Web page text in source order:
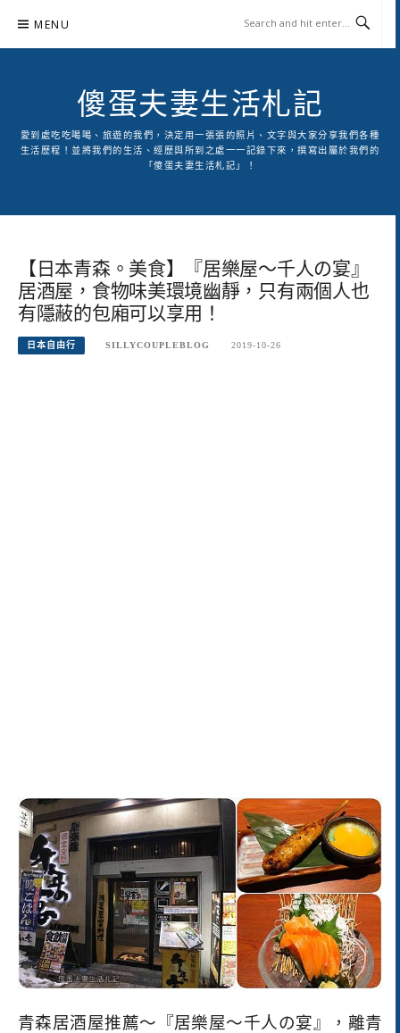
content
MENU
傻蛋夫妻生活札記
愛到處吃吃喝喝、旅遊的我們，決定用一張張的照片、文字與大家分享我們各種
生活歷程！並將我們的生活、經歷與所到之處一一記錄下來，撰寫出屬於我們的
「傻蛋夫妻生活札記」！
【日本青森。美食】『居樂屋～千人の宴』
居酒屋，食物味美環境幽靜，只有兩個人也
有隱蔽的包廂可以享用！
日本自由行 SILLYCOUPLEBLOG 2019-10-26
青森居酒屋推薦～『居樂屋～千人の宴』，離青